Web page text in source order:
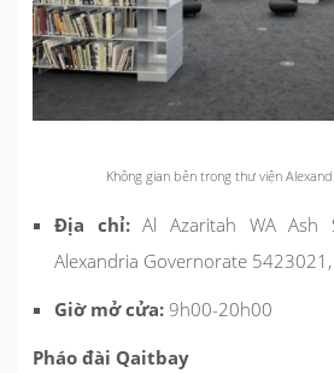
Không gian bên trong thư viện
Địa chỉ: Al Azaritah WA Ash
Alexandria Governorate 5423021,
Giờ mở cửa: 9h00-20h00
Pháo đài Qaitbay